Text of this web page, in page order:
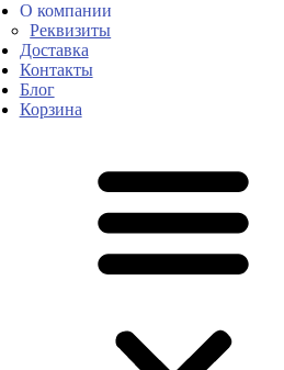
О компании
Реквизиты
Доставка
Контакты
Блог
Корзина